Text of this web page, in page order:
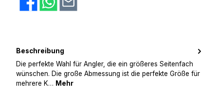
Beschreibung
Die perfekte Wahl für Angler, die ein größeres Seitenfach
wünschen. Die große Abmessung ist die perfekte Größe für
mehrere K… Mehr